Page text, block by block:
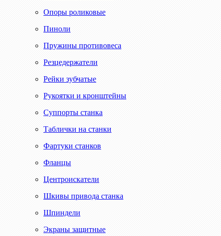
Опоры роликовые
Пиноли
Пружины противовеса
Резцедержатели
Рейки зубчатые
Рукоятки и кронштейны
Суппорты станка
Таблички на станки
Фартуки станков
Фланцы
Центроискатели
Шкивы привода станка
Шпиндели
Экраны защитные